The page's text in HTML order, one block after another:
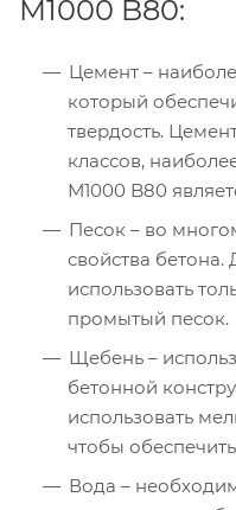
М1000 B80:
Цемент –
который
твердость.
классов,
М1000 B80
Песок – во
свойства
использовать
промытый песок.
Щебень –
бетонной
использовать
чтобы
Вода –